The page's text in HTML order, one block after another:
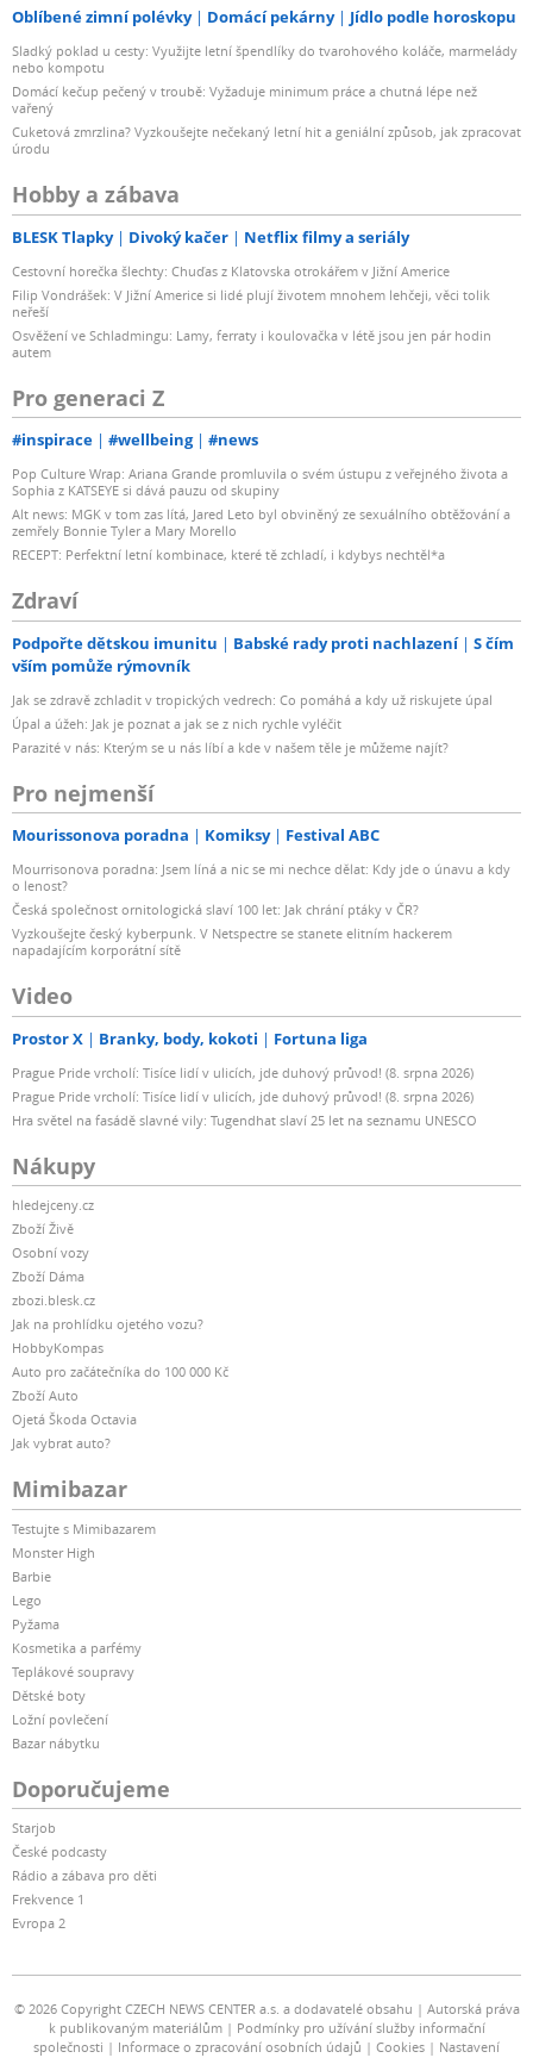
Oblíbené zimní polévky Domácí pekárny Jídlo podle horoskopu
Sladký poklad u cesty: Využijte letní špendlíky do tvarohového koláče, marmelády
nebo kompotu
Domácí kečup pečený v troubě: Vyžaduje minimum práce a chutná lépe než
vařený
Cuketová zmrzlina? Vyzkoušejte nečekaný letní hit a geniální způsob, jak zpracovat
úrodu
Hobby a zábava
BLESK Tlapky Divoký kačer Netflix filmy a seriály
Cestovní horečka šlechty: Chuďas z Klatovska otrokářem v Jižní Americe
Filip Vondrášek: V Jižní Americe si lidé plují životem mnohem lehčeji, věci tolik
neřeší
Osvěžení ve Schladmingu: Lamy, ferraty i koulovačka v létě jsou jen pár hodin
autem
Pro generaci Z
#inspirace #wellbeing #news
Pop Culture Wrap: Ariana Grande promluvila o svém ústupu z veřejného života a
Sophia z KATSEYE si dává pauzu od skupiny
Alt news: MGK v tom zas lítá, Jared Leto byl obviněný ze sexuálního obtěžování a
zemřely Bonnie Tyler a Mary Morello
RECEPT: Perfektní letní kombinace, které tě zchladí, i kdybys nechtěl*a
Zdraví
Podpořte dětskou imunitu Babské rady proti nachlazení
S čím
vším pomůže rýmovník
Jak se zdravě zchladit v tropických vedrech: Co pomáhá a kdy už riskujete úpal
Úpal a úžeh: Jak je poznat a jak se z nich rychle vyléčit
Parazité v nás: Kterým se u nás líbí a kde v našem těle je můžeme najít?
Pro nejmenší
Mourissonova poradna Komiksy Festival ABC
Mourrisonova poradna: Jsem líná a nic se mi nechce dělat: Kdy jde o únavu a kdy
o lenost?
Česká společnost ornitologická slaví 100 let: Jak chrání ptáky v ČR?
Vyzkoušejte český kyberpunk. V Netspectre se stanete elitním hackerem
napadajícím korporátní sítě
Video
Prostor X Branky, body, kokoti Fortuna liga
Prague Pride vrcholí: Tisíce lidí v ulicích, jde duhový průvod! (8. srpna 2026)
Prague Pride vrcholí: Tisíce lidí v ulicích, jde duhový průvod! (8. srpna 2026)
Hra světel na fasádě slavné vily: Tugendhat slaví 25 let na seznamu UNESCO
Nákupy
hledejceny.cz
Zboží Živě
Osobní vozy
Zboží Dáma
zbozi.blesk.cz
Jak na prohlídku ojetého vozu?
HobbyKompas
Auto pro začátečníka do 100 000 Kč
Zboží Auto
Ojetá Škoda Octavia
Jak vybrat auto?
Mimibazar
Testujte s Mimibazarem
Monster High
Barbie
Lego
Pyžama
Kosmetika a parfémy
Teplákové soupravy
Dětské boty
Ložní povlečení
Bazar nábytku
Doporučujeme
Starjob
České podcasty
Rádio a zábava pro děti
Frekvence 1
Evropa 2
© 2026 Copyright CZECH NEWS CENTER a.s. a dodavatelé obsahu
Autorská práva
k publikovaným materiálům
Podmínky pro užívání služby informační
společnosti
Informace o zpracování osobních údajů Cookies
Nastavení